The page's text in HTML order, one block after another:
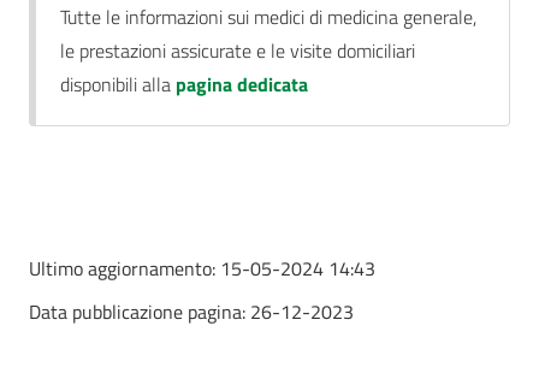
Tutte le informazioni sui medici di medicina generale,
le prestazioni assicurate e le visite domiciliari
disponibili alla pagina dedicata
Ultimo aggiornamento: 15-05-2024 14:43
Data pubblicazione pagina: 26-12-2023